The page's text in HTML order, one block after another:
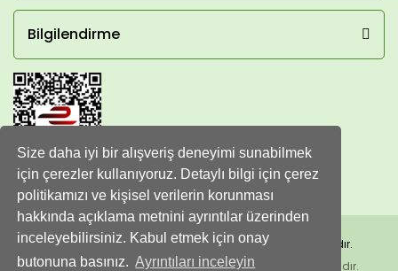
Size daha iyi bir alışveriş deneyimi sunabilmek
için çerezler kullanıyoruz. Detaylı bilgi için çerez
politikamızı ve kişisel verilerin korunması
hakkında açıklama metnini ayrıntılar üzerinden
inceleyebilirsiniz. Kabul etmek için onay
butonuna basınız. Ayrıntıları inceleyin
Bilgilendirme
Copyright 2016 - 2023 © Gurmedenal - Her hakkı saklıdır.
Kredi kartı bilgileriniz 256bit SSL sertifikası ile korunmaktadır.